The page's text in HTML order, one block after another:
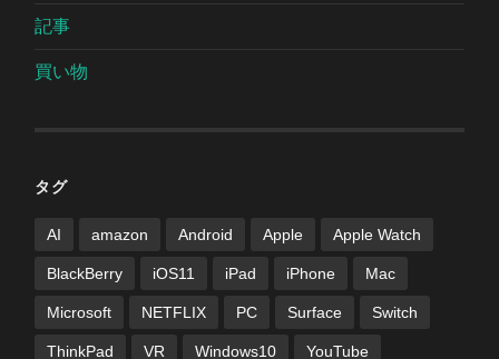
記事
買い物
タグ
AI amazon Android Apple Apple Watch
BlackBerry iOS11 iPad iPhone Mac
Microsoft NETFLIX PC Surface Switch
ThinkPad VR Windows10 YouTube